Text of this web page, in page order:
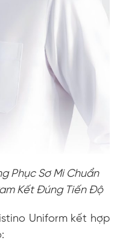
Phục Sơ Mi Chuẩn
Kết Đúng Tiến Độ
Uniform kết hợp